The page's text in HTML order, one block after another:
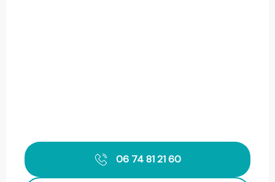
06 74 81 21 60